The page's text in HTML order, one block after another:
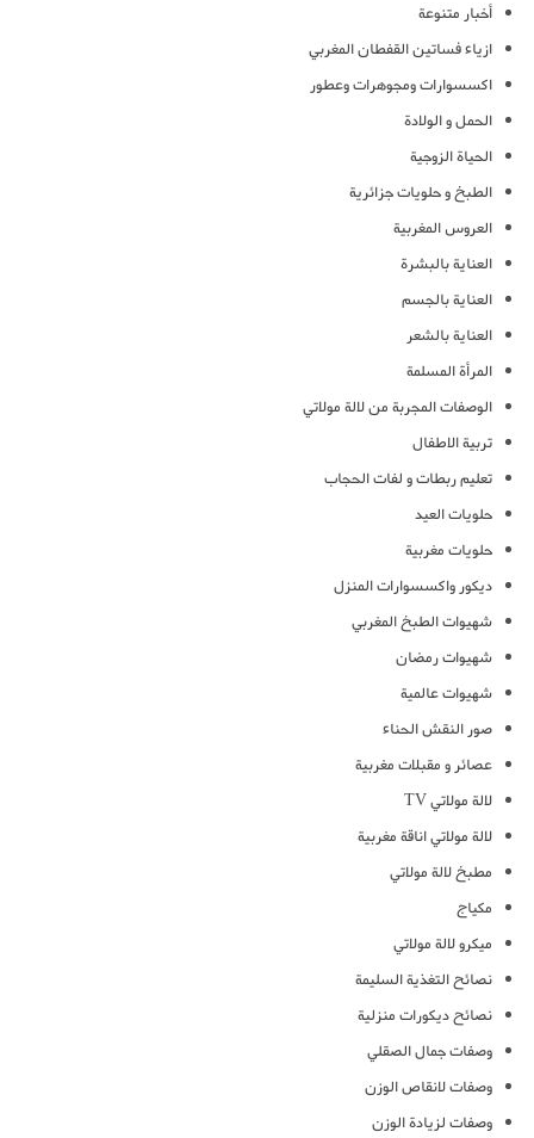
أخبار متنوعة
ازياء فساتين القفطان المغربي
اكسسوارات ومجوهرات وعطور
الحمل و الولادة
الحياة الزوجية
الطبخ و حلويات جزائرية
العروس المغربية
العناية بالبشرة
العناية بالجسم
العناية بالشعر
المرأة المسلمة
الوصفات المجربة من لالة مولاتي
تربية الاطفال
تعليم ربطات و لفات الحجاب
حلويات العيد
حلويات مغربية
ديكور واكسسوارات المنزل
شهيوات الطبخ المغربي
شهيوات رمضان
شهيوات عالمية
صور النقش الحناء
عصائر و مقبلات مغربية
لالة مولاتي TV
لالة مولاتي اناقة مغربية
مطبخ لالة مولاتي
مكياج
ميكرو لالة مولاتي
نصائح التغذية السليمة
نصائح ديكورات منزلية
وصفات جمال الصقلي
وصفات لانقاص الوزن
وصفات لزيادة الوزن